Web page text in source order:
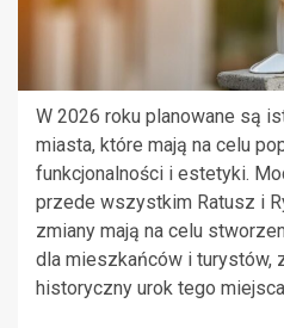
W 2026 roku planowane są
miasta, które mają na celu
funkcjonalności i estetyki.
przede wszystkim Ratusz i
zmiany mają na celu
dla mieszkańców i turystów,
historyczny urok tego